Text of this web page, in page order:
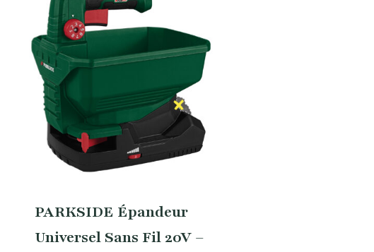
PARKSIDE Épandeur
Universel Sans Fil 20V –